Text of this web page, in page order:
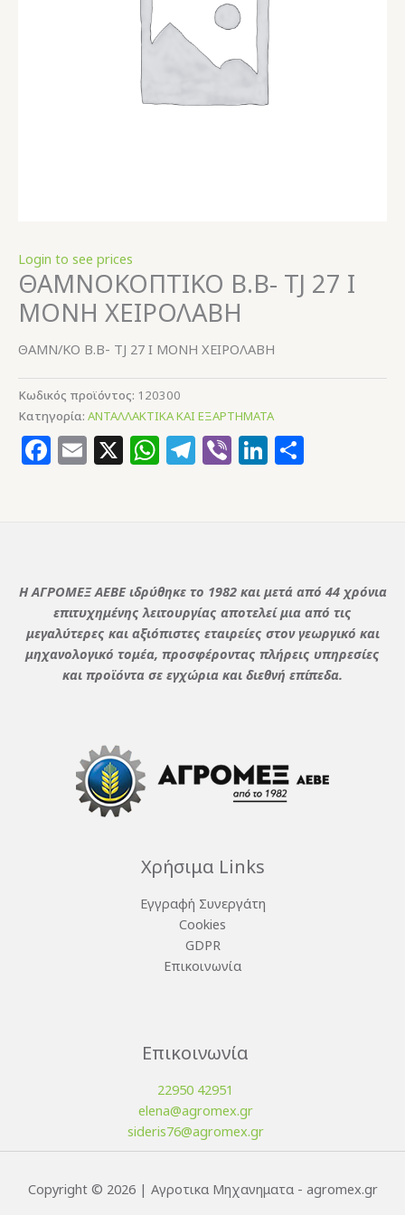
Login to see prices
ΘΑΜΝΟΚΟΠΤΙΚΟ Β.Β- TJ 27 I
ΜΟΝΗ ΧΕΙΡΟΛΑΒΗ
ΘΑΜΝ/ΚΟ Β.Β- TJ 27 I ΜΟΝΗ ΧΕΙΡΟΛΑΒΗ
Κωδικός προϊόντος: 120300
Κατηγορία: ΑΝΤΑΛΛΑΚΤΙΚΑ ΚΑΙ ΕΞΑΡΤΗΜΑΤΑ
Facebook
Email
X WhatsApp
Telegram
ViberLinkedIn
Η ΑΓΡΟΜΕΞ ΑΕΒΕ ιδρύθηκε το 1982 και μετά από 44 χρόνια
επιτυχημένης λειτουργίας αποτελεί μια από τις
μεγαλύτερες και αξιόπιστες εταιρείες στον γεωργικό και
μηχανολογικό τομέα, προσφέροντας πλήρεις υπηρεσίες
και προϊόντα σε εγχώρια και διεθνή επίπεδα.
Χρήσιμα Links
Εγγραφή Συνεργάτη
Cookies
GDPR
Επικοινωνία
Επικοινωνία
22950 42951
elena@agromex.gr
sideris76@agromex.gr
Copyright © 2026 | Αγροτικα Μηχανηματα - agromex.gr